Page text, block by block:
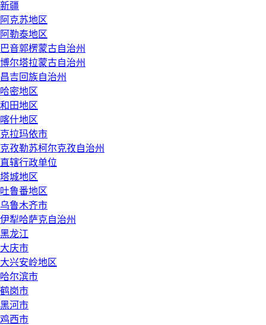
新疆
阿克苏地区
阿勒泰地区
巴音郭楞蒙古自治州
博尔塔拉蒙古自治州
昌吉回族自治州
哈密地区
和田地区
喀什地区
克拉玛依市
克孜勒苏柯尔克孜自治州
直辖行政单位
塔城地区
吐鲁番地区
乌鲁木齐市
伊犁哈萨克自治州
黑龙江
大庆市
大兴安岭地区
哈尔滨市
鹤岗市
黑河市
鸡西市